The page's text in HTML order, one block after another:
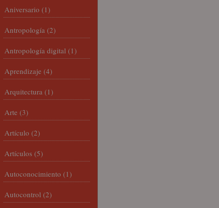
Aniversario (1)
Antropología (2)
Antropología digital (1)
Aprendizaje (4)
Arquitectura (1)
Arte (3)
Artículo (2)
Artículos (5)
Autoconocimiento (1)
Autocontrol (2)